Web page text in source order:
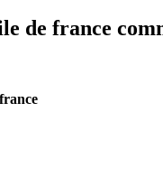
de france
france